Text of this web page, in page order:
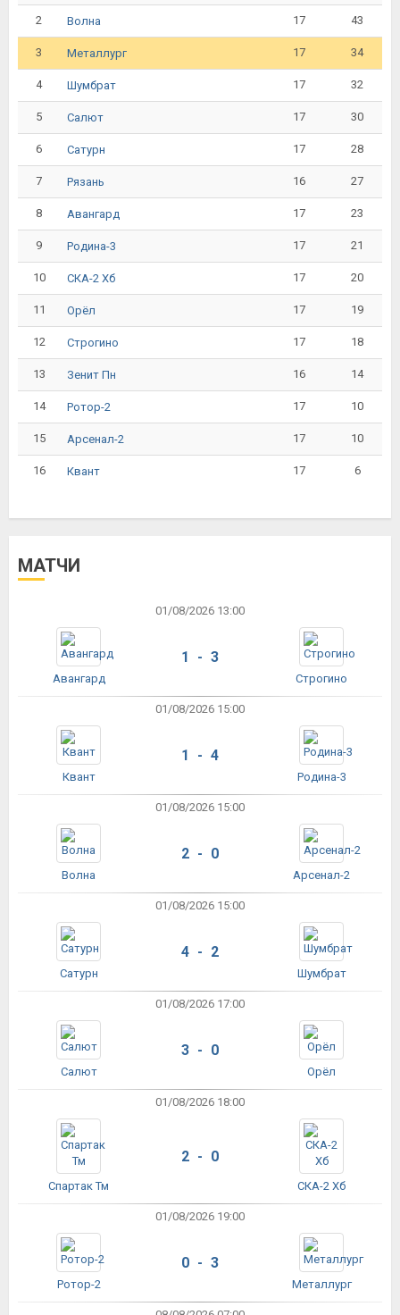
2 Волна 17 43
3 Металлург 17 34
4 Шумбрат 17 32
5 Салют 17 30
6 Сатурн 17 28
7 Рязань 16 27
8 Авангард 17 23
9 Родина-3 17 21
10 СКА-2 Хб 17 20
11 Орёл 17 19
12 Строгино 17 18
13 Зенит Пн 16 14
14 Ротор-2 17 10
15 Арсенал-2 17 10
16 Квант 17 6
МАТЧИ
01/08/2026 13:00
Авангард
1 - 3
Строгино
01/08/2026 15:00
Квант
1 - 4
Родина-3
01/08/2026 15:00
Волна
2 - 0
Арсенал-2
01/08/2026 15:00
Сатурн
4 - 2
Шумбрат
01/08/2026 17:00
Салют
3 - 0
Орёл
01/08/2026 18:00
Спартак Тм
2 - 0
СКА-2 Хб
01/08/2026 19:00
Ротор-2
0 - 3
Металлург